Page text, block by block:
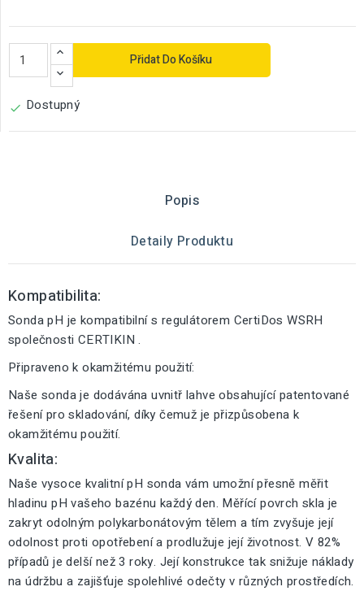
Přidat Do Košíku
 Dostupný
Popis
Detaily Produktu
Kompatibilita:
Sonda pH je kompatibilní s regulátorem CertiDos WSRH
společnosti CERTIKIN .
Připraveno k okamžitému použití:
Naše sonda je dodávána uvnitř lahve obsahující patentované
řešení pro skladování, díky čemuž je přizpůsobena k
okamžitému použití.
Kvalita:
Naše vysoce kvalitní pH sonda vám umožní přesně měřit
hladinu pH vašeho bazénu každý den. Měřící povrch skla je
zakryt odolným polykarbonátovým tělem a tím zvyšuje její
odolnost proti opotřebení a prodlužuje její životnost. V 82%
případů je delší než 3 roky. Její konstrukce tak snižuje náklady
na údržbu a zajišťuje spolehlivé odečty v různých prostředích.